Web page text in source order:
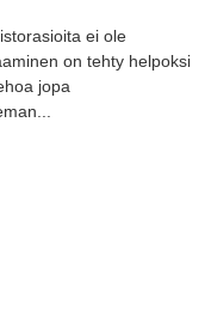
ei ole
on tehty helpoksi
jopa